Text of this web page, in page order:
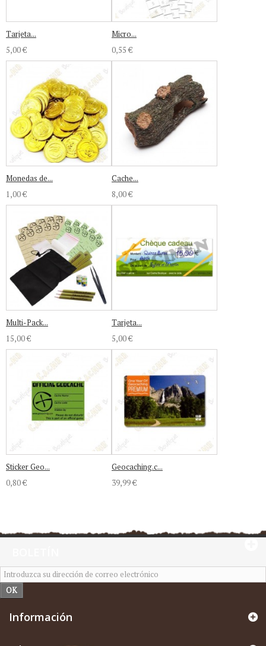
Tarjeta...
5,00 €
Micro...
0,55 €
Monedas de...
1,00 €
Cache...
8,00 €
Multi-Pack...
15,00 €
Tarjeta...
5,00 €
Sticker Geo...
0,80 €
Geocaching.c...
39,99 €
OK
Información